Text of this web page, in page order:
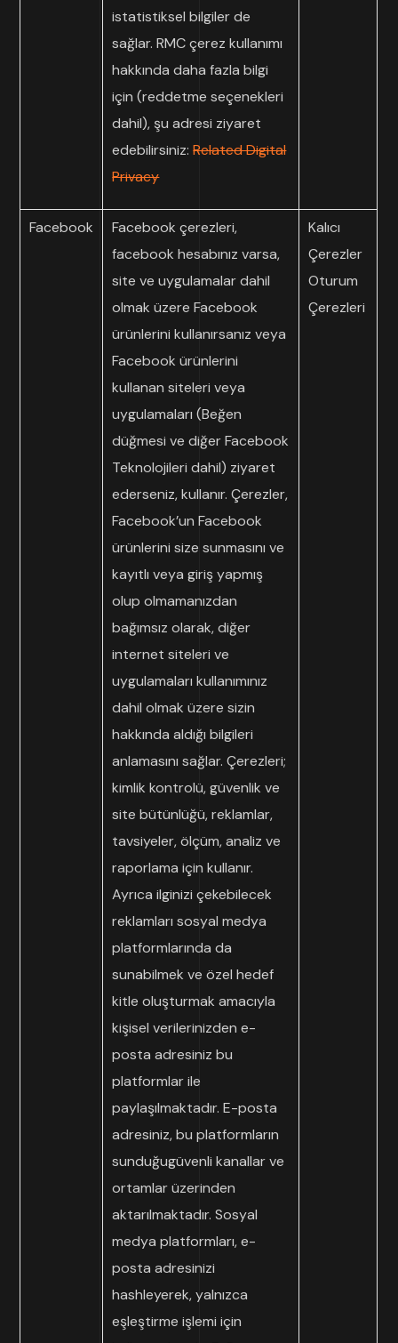
istatistiksel bilgiler de
sağlar. RMC çerez kullanımı
hakkında daha fazla bilgi
için (reddetme seçenekleri
dahil), şu adresi ziyaret
edebilirsiniz:Related Digital
Privacy
Facebook
Facebook çerezleri,
facebook hesabınız varsa,
site ve uygulamalar dahil
olmak üzere Facebook
ürünlerini kullanırsanız veya
Facebook ürünlerini
kullanan siteleri veya
uygulamaları (Beğen
düğmesi ve diğer Facebook
Teknolojileri dahil) ziyaret
ederseniz, kullanır. Çerezler,
Facebook’un Facebook
ürünlerini size sunmasını ve
kayıtlı veya giriş yapmış
olup olmamanızdan
bağımsız olarak, diğer
internet siteleri ve
uygulamaları kullanımınız
dahil olmak üzere sizin
hakkında aldığı bilgileri
anlamasını sağlar. Çerezleri;
kimlik kontrolü, güvenlik ve
site bütünlüğü, reklamlar,
tavsiyeler, ölçüm, analiz ve
raporlama için kullanır.
Ayrıca ilginizi çekebilecek
reklamları sosyal medya
platformlarında da
sunabilmek ve özel hedef
kitle oluşturmak amacıyla
kişisel verilerinizden e-
posta adresiniz bu
platformlar ile
paylaşılmaktadır. E-posta
adresiniz, bu platformların
sunduğugüvenli kanallar ve
ortamlar üzerinden
aktarılmaktadır. Sosyal
medya platformları, e-
posta adresinizi
hashleyerek, yalnızca
eşleştirme işlemi için
Kalıcı
Çerezler
Oturum
Çerezleri